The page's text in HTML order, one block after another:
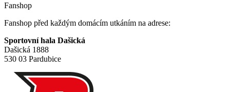
Fanshop
Fanshop před každým domácím utkáním na adrese:
Sportovní hala Dašická
Dašická 1888
530 03 Pardubice